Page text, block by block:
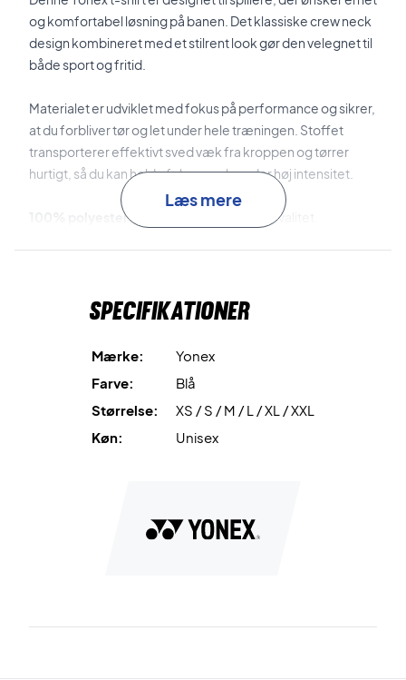
og komfortabel løsning på banen. Det klassiske crew neck
design kombineret med et stilrent look gør den velegnet til
både sport og fritid.
Materialet er udviklet med fokus på performance og sikrer,
at du forbliver tør og let under hele træningen. Stoffet
transporterer effektivt sved væk fra kroppen og tørrer
hurtigt, så du kan holde fokus – selv under høj intensitet.
100% polyestergiver en let og slidstærk kvalitet.
Klassisk pasform giver et tidløst og sporty look.
Spil komfortabelt – køb Yonex Crew Neck T-shirt i dag!
Læs mere
Specifikationer
Mærke:
Yonex
Farve:
Blå
Størrelse:
XS / S / M / L / XL / XXL
Køn:
Unisex